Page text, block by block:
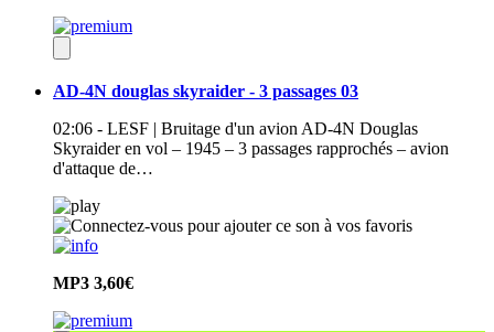
AD-4N douglas skyraider - 3 passages 03
02:06 - LESF | Bruitage d'un avion AD-4N Douglas
Skyraider en vol – 1945 – 3 passages rapprochés – avion
d'attaque de…
MP3 3,60€